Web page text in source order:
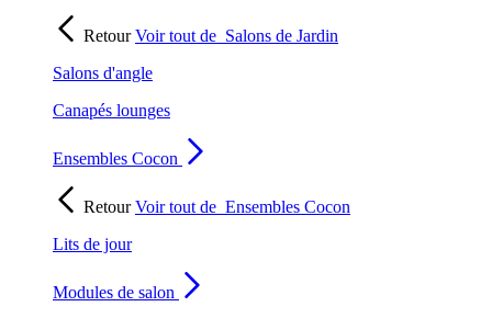
RetourVoir tout de Salons de Jardin
Salons d'angle
Canapés lounges
Ensembles Cocon
RetourVoir tout de Ensembles Cocon
Lits de jour
Modules de salon